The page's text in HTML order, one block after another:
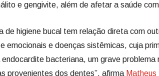
e gengivite, além de afetar a saúde
de higiene bucal tem relação direta com
emocionais e doenças sistêmicas, cuja
bacteriana, um grave problema
provenientes dos dentes”, afirma Matheus